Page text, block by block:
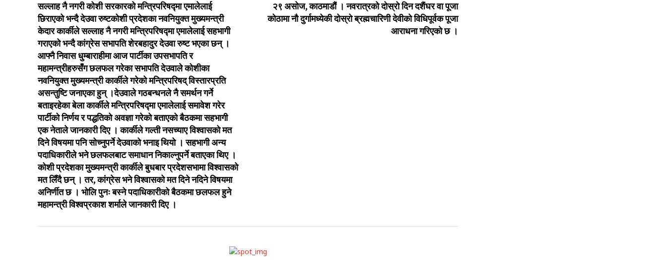
सल्लाह नै नगरी कोशी सरकारको मन्त्रिपरिषद्‍मा एमालेलाई
छिराएको भन्दै देउवा रुष्टकोशी प्रदेशका नवनियुक्त मुख्यमन्त्री
केदार कार्कीले सल्लाह नै नगरी मन्त्रिपरिषद्‍मा एमालेलाई सहभागी
गराएको भन्दै कांग्रेस सभापति शेरबहादुर देउवा रुष्ट भएका छन् ।
आफ्नै निवास धुम्बाराहीमा आज पार्टीका उपसभापति र
महामन्त्रीहरुसँग छलफल गरेका सभापति देउवाले कोशीका
नवनियुक्त मुख्यमन्त्री कार्कीले गरेको मन्त्रिपरिषद् विस्तारप्रति
असन्तुष्टि जनाएका हुन् ।देउवाले गठबन्धनले नै समर्थन गर्ने
बताइरहेका बेला कार्कीले मन्त्रिपरिषद्‍मा एमालेलाई समावेश गरेर
पार्टीको निर्णय र पद्धतिको अवज्ञा गरेको बताएको बैठकमा सहभागी
एक नेताले जानकारी दिए । कार्कीले गल्ती नसच्याए विश्वासको मत
दिने विषयमा पनि सोच्नुपर्ने देउवाको भनाइ थियो । सहभागी अन्य
पदाधिकारीले भने छलफलबाट समाधान निकाल्नुपर्ने बताएका थिए ।
कोशी प्रदेशका मुख्यमन्त्री कार्कीले बुधबार प्रदेशसभामा विश्वासको
मत लिँदै छन् । तर, कांग्रेस भने विश्वासको मत दिने नदिने विषयमा
अनिर्णीत छ । भोलि पुनः बस्ने पदाधिकारीको बैठकमा छलफल हुने
महामन्त्री विश्वप्रकाश शर्माले जानकारी दिए ।
२९ असोज, काठमाडौं । नवरात्रको दोस्रो दिन दशैंघर वा पूजा
कोठामा नौ दुर्गामध्येकी दोस्रो ब्रह्मचारिणी देवीको विधिपूर्वक पूजा
आराधना गरिएको छ ।